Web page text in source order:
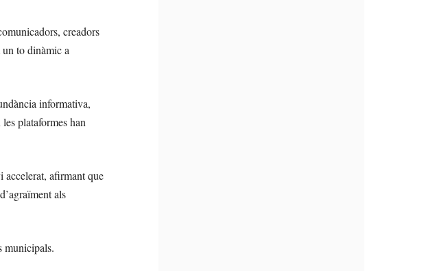
creadors
to dinàmic a
informativa,
plataformes han
accelerat, afirmant que
als
municipals.